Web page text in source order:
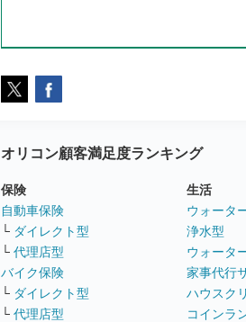
オリコン顧客満足度ランキング
保険
自動車保険
└ ダイレクト型
└ 代理店型
バイク保険
└ ダイレクト型
└ 代理店型
生活
ウォータ
浄水型
ウォータ
家事代行
ハウスク
コインラ